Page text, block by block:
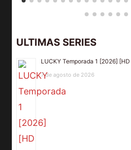
ULTIMAS SERIES
LUCKY Temporada 1 [2026]
7 de agosto de 2026